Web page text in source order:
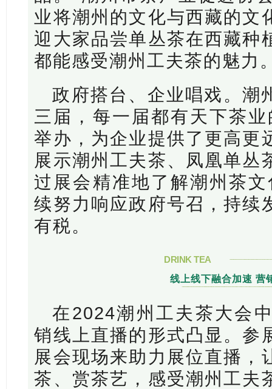
业将潮州的文化与西藏的文
迎大家品尝单丛茶在西藏种
都能感受潮州工夫茶的魅力
政府搭台、企业唱戏。潮
三届，每一届都有天下茶
举办，为企业提供了更高更
展示潮州工夫茶、凤凰单丛
过展会精准地了解潮州茶
续努力响应政府号召，持续
有税。
DRINK TEA
线上线下融合加速 营
在2024潮州工夫茶大会
销线上直播的形式凸显。参
展会现场来助力展位直播，
茶、赏茶艺，感受潮州工夫